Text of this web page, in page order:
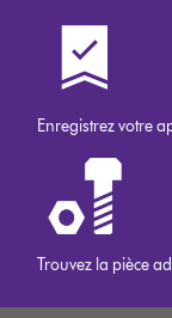
Enregistrez votre
Trouvez la pièce